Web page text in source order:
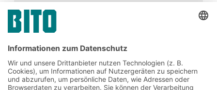
eingeplant werden.